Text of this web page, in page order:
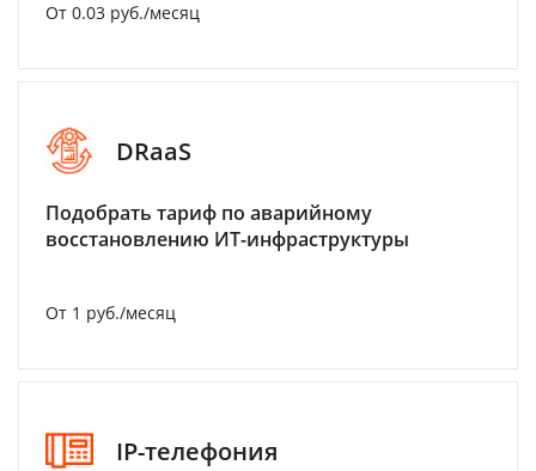
От 0.03 руб./месяц
DRaaS
Подобрать тариф по аварийному
восстановлению ИТ-инфраструктуры
От 1 руб./месяц
IP-телефония